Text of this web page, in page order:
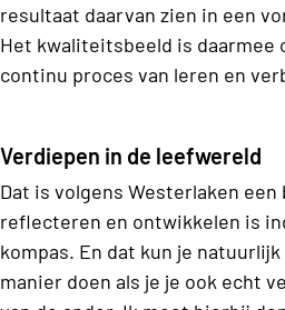
resultaat daarvan zien in een
Het kwaliteitsbeeld is daarmee
continu proces van leren en
Verdiepen in de leefwereld
Dat is volgens Westerlaken een
reflecteren en ontwikkelen is
kompas. En dat kun je
manier doen als je je ook echt